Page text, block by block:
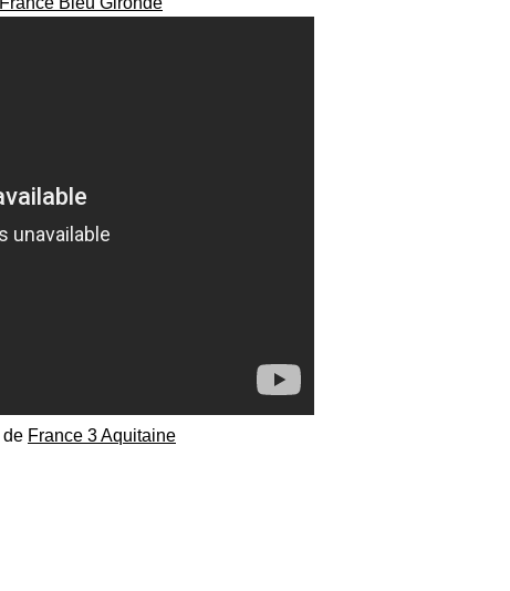
de France 3 Aquitaine